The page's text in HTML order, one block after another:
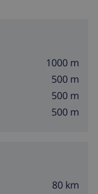
1000 m
500 m
500 m
500 m
80 km